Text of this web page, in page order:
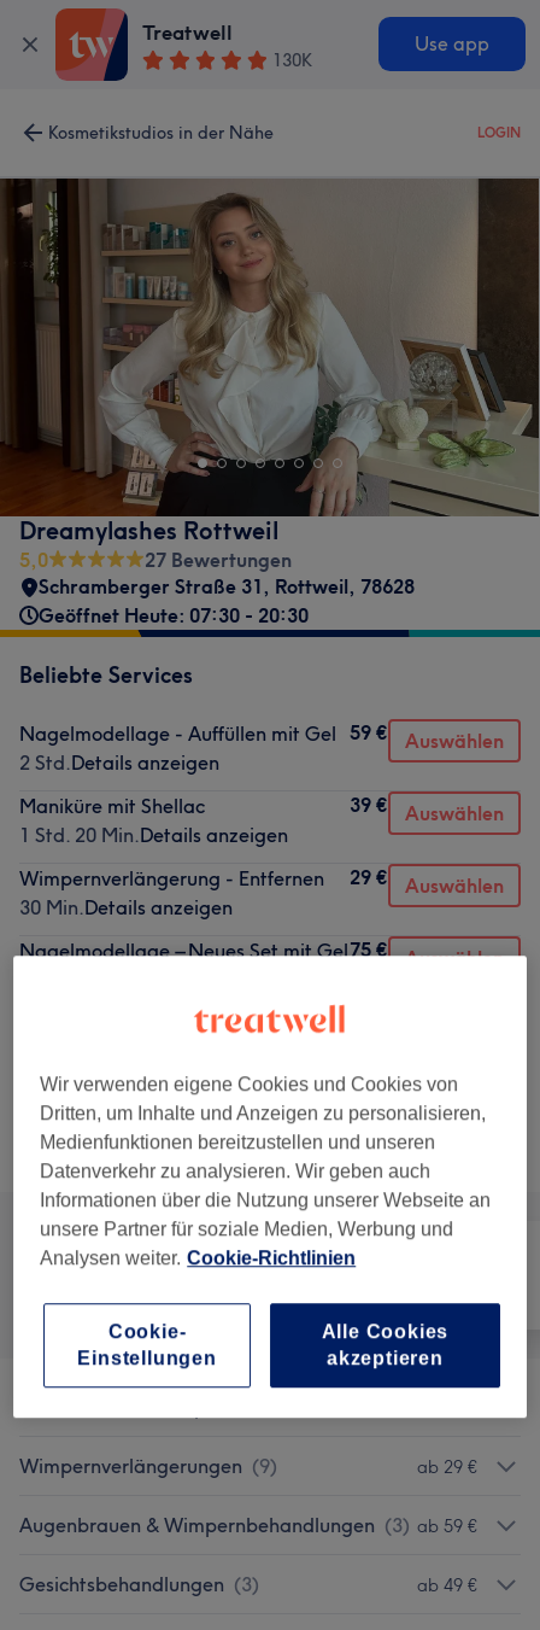
Treatwell
130K
Use app
Kosmetikstudios in der Nähe LOGIN
Dreamylashes Rottweil
5,0
27 Bewertungen
Schramberger Straße 31, Rottweil, 78628
Geöffnet Heute: 07:30 - 20:30
Beliebte Services
Nagelmodellage - Auffüllen mit Gel
2 Std.Details anzeigen
59 € Auswählen
Maniküre mit Shellac
1 Std. 20 Min.Details anzeigen
39 € Auswählen
Wimpernverlängerung - Entfernen
30 Min.Details anzeigen
29 € Auswählen
Nagelmodellage – Neues Set mit Gel75 € Auswählen
Wimpernlifting inkl. färben &
1 Std. Details anzeigen
Alle Services
Wimpernverlängerungen (9) ab 29 €
Augenbrauen & Wimpernbehandlungen (3) ab 59 €
Gesichtsbehandlungen (3) ab 49 €
Wir verwenden eigene Cookies und Cookies von
Dritten, um Inhalte und Anzeigen zu personalisieren,
Medienfunktionen bereitzustellen und unseren
Datenverkehr zu analysieren. Wir geben auch
Informationen über die Nutzung unserer Webseite an
unsere Partner für soziale Medien, Werbung und
Analysen weiter. Cookie-Richtlinien
Cookie-
Einstellungen
Alle Cookies
akzeptieren